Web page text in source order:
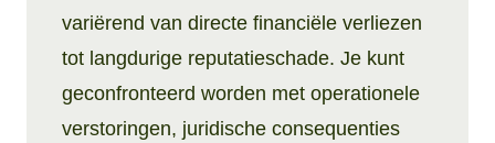
variërend van directe financiële verliezen
tot langdurige reputatieschade. Je kunt
geconfronteerd worden met operationele
verstoringen, juridische consequenties